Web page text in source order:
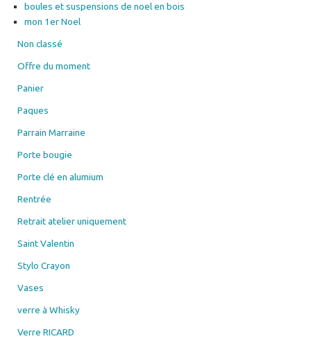
boules et suspensions de noel en bois
mon 1er Noel
Non classé
Offre du moment
Panier
Paques
Parrain Marraine
Porte bougie
Porte clé en alumium
Rentrée
Retrait atelier uniquement
Saint Valentin
Stylo Crayon
Vases
verre à Whisky
Verre RICARD